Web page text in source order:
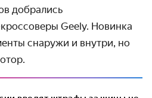
добрались
Geely. Новинка
снаружи и внутри, но